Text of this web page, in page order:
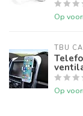
Op
TBU
Op